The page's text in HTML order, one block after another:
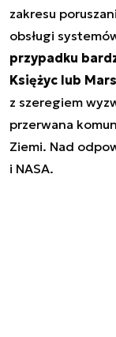
zakresu
obsługi
przypadku
Księżyc lub
z szeregiem
przerwana
Ziemi. Nad
i NASA.